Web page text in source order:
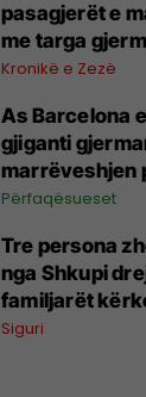
pasagjerët e
me targa
Shkupi u nisën
Kronikë e Zezë
As Barcelona
gjiganti
marrëveshjen
Përfaqësueset
Tre persona
nga Shkupi
familjarët
Siguri